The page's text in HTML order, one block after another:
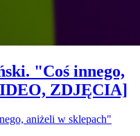
"Coś innego,
ZDJĘCIA]